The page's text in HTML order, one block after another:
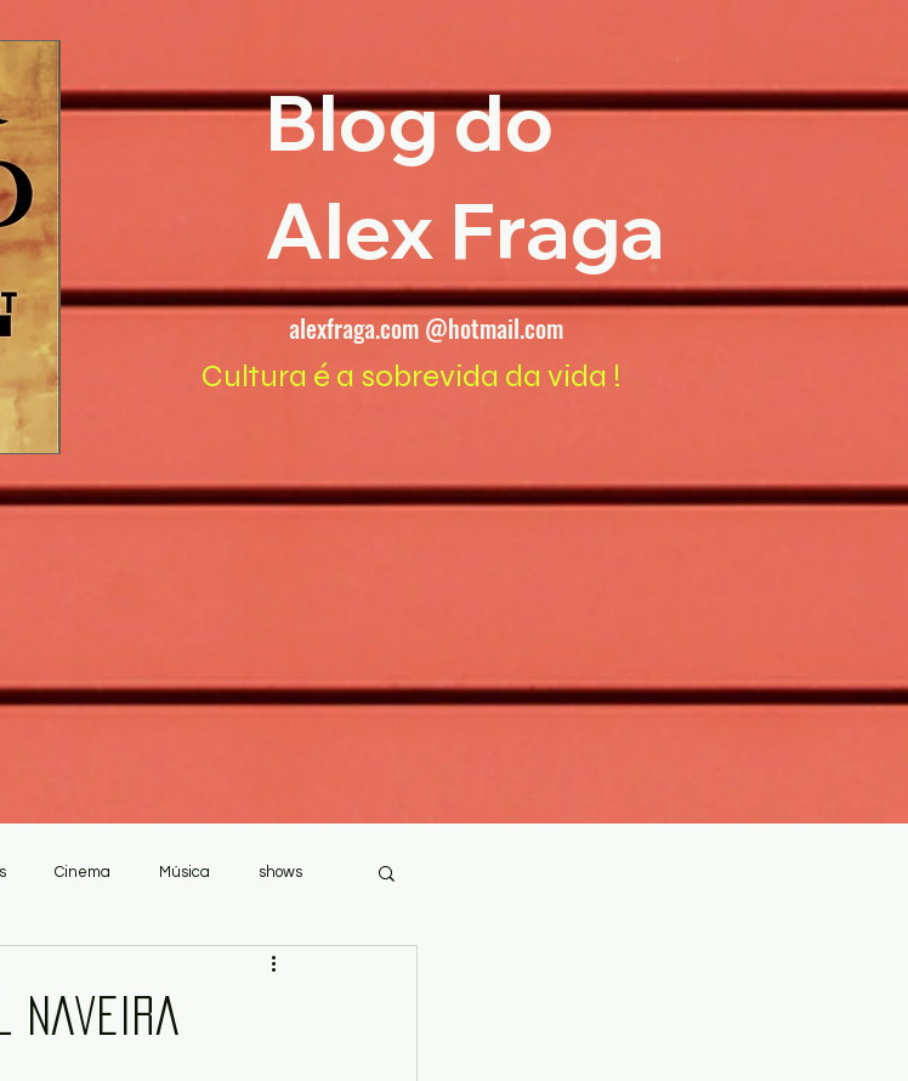
Blog do
Alex Fraga
alexfraga.com @hotmail.com
Cultura é a sobrevida da vida !
Cinema Música shows
Naveira